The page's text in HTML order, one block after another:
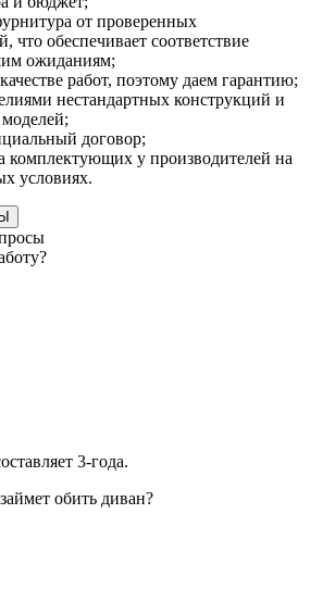
от проверенных
что обеспечивает соответствие
ожиданиям;
работ, поэтому даем гарантию;
нестандартных конструкций и
договор;
комплектующих у производителей на
условиях.
3-года.
обить диван?